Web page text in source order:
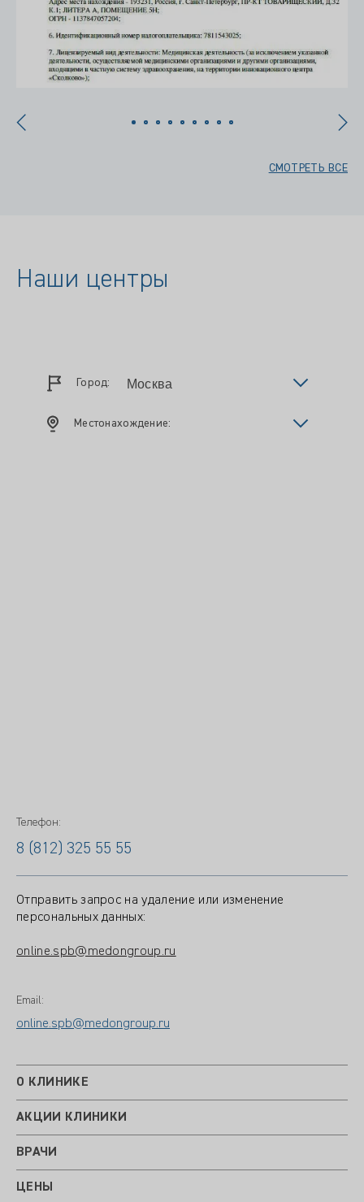
СМОТРЕТЬ ВСЕ
Наши центры
Город:
Местонахождение:
Телефон:
8 (812) 325 55 55
Отправить запрос на удаление или изменение
персональных данных:
online.spb@medongroup.ru
Email:
online.spb@medongroup.ru
О КЛИНИКЕ
АКЦИИ КЛИНИКИ
ВРАЧИ
ЦЕНЫ